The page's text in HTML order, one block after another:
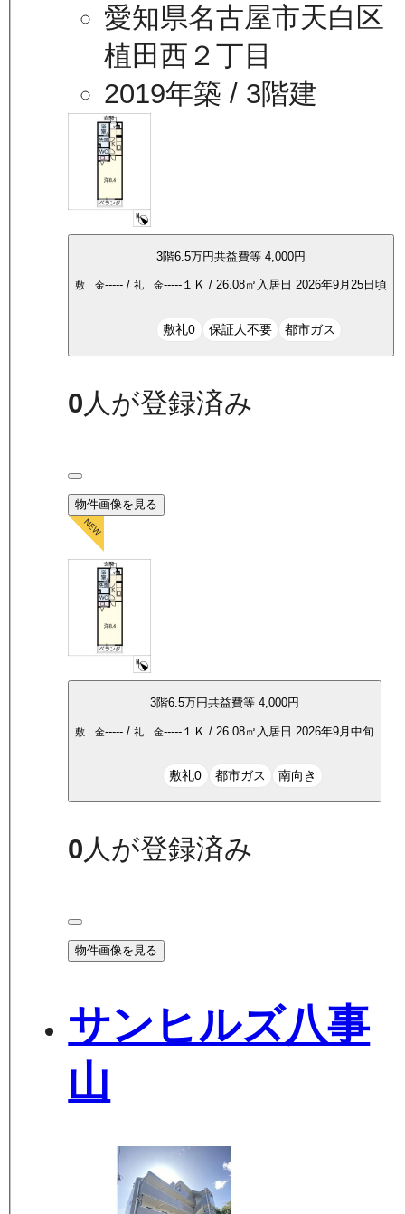
愛知県名古屋市天白区
植田西２丁目
2019年築 / 3階建
3階6.5万円共益費等4,000円
敷 金----- /礼 金----- １Ｋ /26.08㎡ 入居日2026年9月25日頃
敷礼0 保証人不要 都市ガス
0 人が登録済み
物件画像を見る
3階6.5万円共益費等4,000円
敷 金----- /礼 金----- １Ｋ / 26.08㎡ 入居日 2026年9月中旬
敷礼0 都市ガス 南向き
0人が登録済み
物件画像を見る
サンヒルズ八事
山